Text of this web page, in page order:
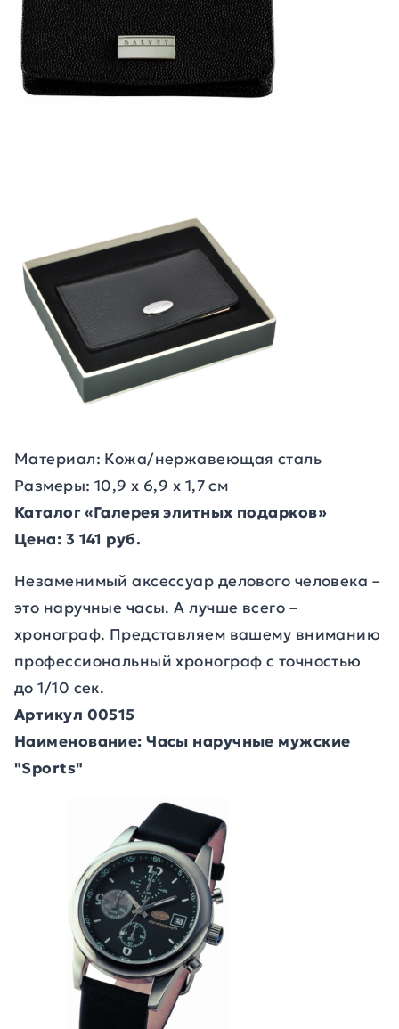
Материал: Кожа/нержавеющая сталь
Размеры: 10,9 х 6,9 х 1,7 см
Каталог «Галерея элитных подарков»
Цена: 3 141 руб.
Незаменимый аксессуар делового человека –
это наручные часы. А лучше всего –
хронограф. Представляем вашему вниманию
профессиональный хронограф с точностью
до 1/10 сек.
Артикул 00515
Наименование: Часы наручные мужские
"Sports"